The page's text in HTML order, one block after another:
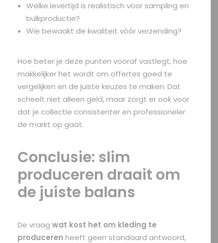
Welke levertijd is realistisch voor sampling en
bulkproductie?
Wie bewaakt de kwaliteit vóór verzending?
Hoe beter je deze punten vooraf vastlegt, hoe
makkelijker het wordt om offertes goed te
vergelijken en de juiste keuzes te maken. Dat
scheelt niet alleen geld, maar zorgt er ook voor
dat je collectie consistenter en professioneler
de markt op gaat.
Conclusie: slim
produceren draait om
de juiste balans
De vraag wat kost het om kleding te
produceren heeft geen standaard antwoord,